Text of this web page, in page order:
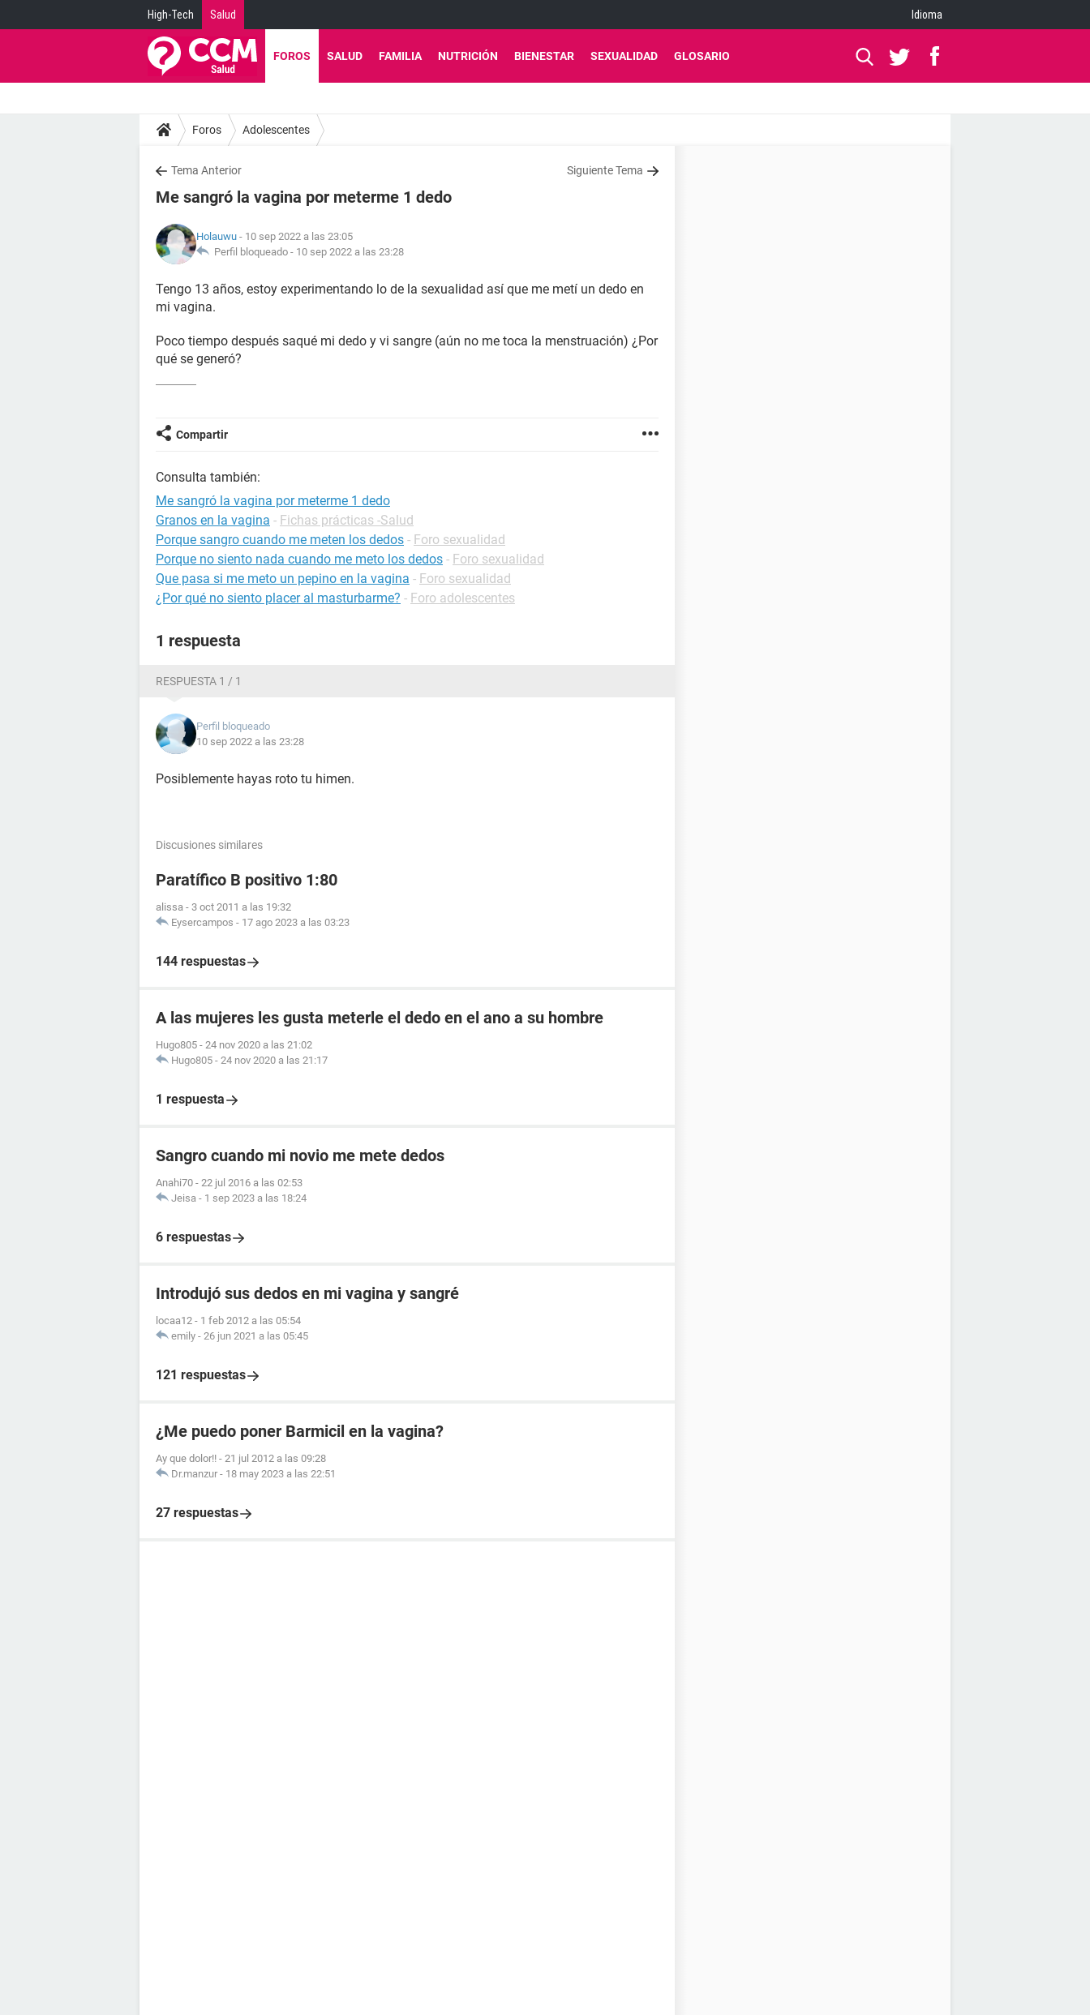
High-Tech Salud Idioma
FOROS SALUD FAMILIA NUTRICIÓN BIENESTAR SEXUALIDAD GLOSARIO
Foros Adolescentes
Tema Anterior Siguiente Tema
Me sangró la vagina por meterme 1 dedo
Holauwu - 10 sep 2022 a las 23:05
Perfil bloqueado - 10 sep 2022 a las 23:28
Tengo 13 años, estoy experimentando lo de la sexualidad así que me metí un dedo en
mi vagina.
Poco tiempo después saqué mi dedo y vi sangre (aún no me toca la menstruación) ¿Por
qué se generó?
Compartir
Consulta también:
Me sangró la vagina por meterme 1 dedo
Granos en la vagina - Fichas prácticas -Salud
Porque sangro cuando me meten los dedos - Foro sexualidad
Porque no siento nada cuando me meto los dedos - Foro sexualidad
Que pasa si me meto un pepino en la vagina - Foro sexualidad
¿Por qué no siento placer al masturbarme? - Foro adolescentes
1 respuesta
RESPUESTA 1 / 1
Perfil bloqueado
10 sep 2022 a las 23:28
Posiblemente hayas roto tu himen.
Discusiones similares
Paratífico B positivo 1:80
alissa - 3 oct 2011 a las 19:32
Eysercampos - 17 ago 2023 a las 03:23
144 respuestas
A las mujeres les gusta meterle el dedo en el ano a su hombre
Hugo805 - 24 nov 2020 a las 21:02
Hugo805 - 24 nov 2020 a las 21:17
1 respuesta
Sangro cuando mi novio me mete dedos
Anahi70 - 22 jul 2016 a las 02:53
Jeisa - 1 sep 2023 a las 18:24
6 respuestas
Introdujó sus dedos en mi vagina y sangré
locaa12 - 1 feb 2012 a las 05:54
emily - 26 jun 2021 a las 05:45
121 respuestas
¿Me puedo poner Barmicil en la vagina?
Ay que dolor!! - 21 jul 2012 a las 09:28
Dr.manzur - 18 may 2023 a las 22:51
27 respuestas